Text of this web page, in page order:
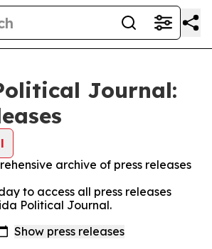
Journal:
archive of press releases
to access all press releases
Political Journal.